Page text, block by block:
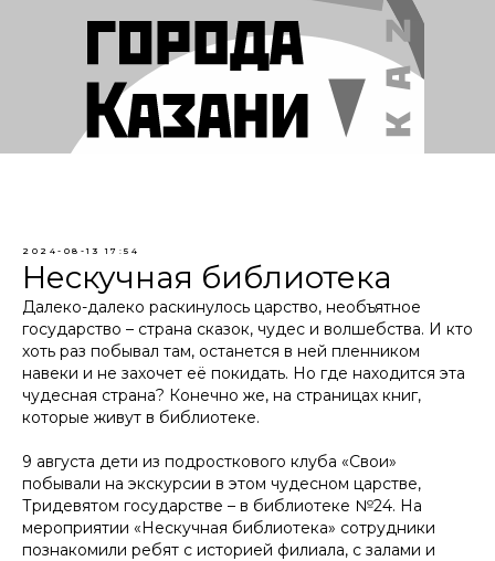
2024-08-13 17:54
Нескучная библиотека
Далеко-далеко раскинулось царство, необъятное
государство – страна сказок, чудес и волшебства. И кто
хоть раз побывал там, останется в ней пленником
навеки и не захочет её покидать. Но где находится эта
чудесная страна? Конечно же, на страницах книг,
которые живут в библиотеке.
9 августа дети из подросткового клуба «Свои»
побывали на экскурсии в этом чудесном царстве,
Тридевятом государстве – в библиотеке №24. На
мероприятии «Нескучная библиотека» сотрудники
познакомили ребят с историей филиала, с залами и